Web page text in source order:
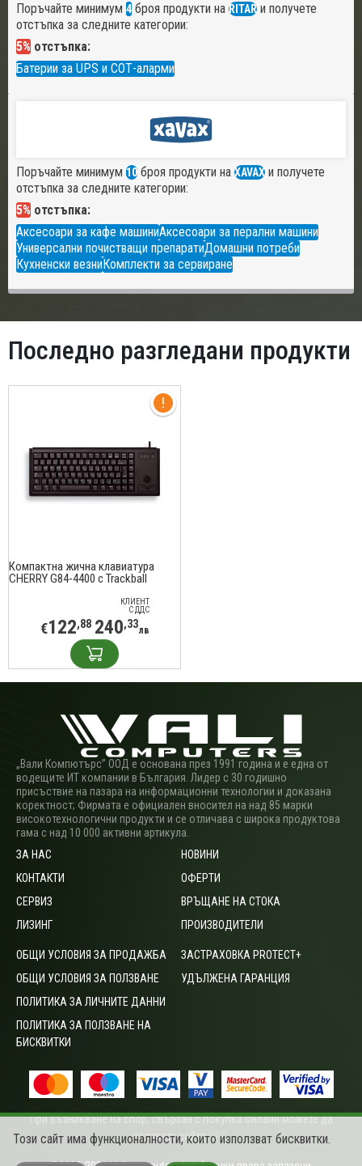
Поръчайте минимум 4 броя продукти на RITAR и получете
отстъпка за следните категории:
5% отстъпка:
Батерии за UPS и СОТ-аларми
Поръчайте минимум 10 броя продукти на XAVAX и получете
отстъпка за следните категории:
5% отстъпка:
Аксесоари за кафе машиниАксесоари за перални машини
Универсални почистващи препаратиДомашни потреби
Кухненски везниКомплекти за сервиране
Последно разгледани продукти
Компактна жична клавиатура
CHERRY G84-4400 с Trackball
КЛИЕНТ
С ДДС
€122,88 240,33лв
„Вали Компютърс” ООД е основана през 1991 година и е една от
водещите ИТ компании в България. Лидер с 30 годишно
присъствие на пазара на информационни технологии и доказана
коректност; Фирмата е официален вносител на над 85 марки
високотехнологични продукти и се отличава с широка продуктова
гама с над 10 000 активни артикула.
ЗА НАС
КОНТАКТИ
СЕРВИЗ
ЛИЗИНГ
НОВИНИ
ОФЕРТИ
ВРЪЩАНЕ НА СТОКА
ПРОИЗВОДИТЕЛИ
ОБЩИ УСЛОВИЯ ЗА ПРОДАЖБА
ОБЩИ УСЛОВИЯ ЗА ПОЛЗВАНЕ
ПОЛИТИКА ЗА ЛИЧНИТЕ ДАННИ
ПОЛИТИКА ЗА ПОЛЗВАНЕ НА
БИСКВИТКИ
ЗАСТРАХОВКА PROTECT+
УДЪЛЖЕНА ГАРАНЦИЯ
При възникване на спор, свързан с покупка онлайн можете да
ползвате сайтаОРС.
Този сайт има функционалности, които използват бисквитки.